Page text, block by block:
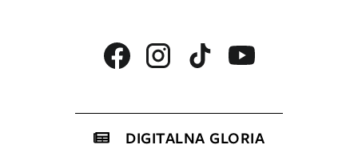
DIGITALNA GLORIA